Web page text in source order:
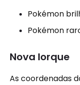
Pokémon
Pokémon
Nova Iorque
As coordenadas